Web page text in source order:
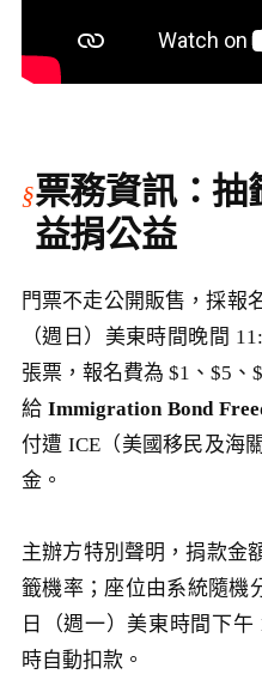
票務資訊：抽
益捐公益
門票不走公開販售，採報
（週日）美東時間晚間
張票，報名費為 $1、$5、
給Immigration Bond
付遭 ICE（美國移民及海
金。
主辦方特別聲明，捐款金
籤機率；座位由系統隨機
日（週一）美東時間下
時自動扣款。